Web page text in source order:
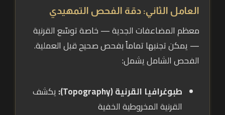
العامل الثاني: دقة الفحص التمهيدي
معظم المضاعفات الجدية — خاصة توسّع القرنية
— يمكن تجنبها تماماً بفحص صحيح قبل العملية.
الفحص الشامل يشمل:
طبوغرافيا القرنية (Topography):
يكشف
القرنية المخروطية الخفية